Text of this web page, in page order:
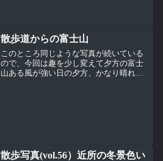
散歩道からの富士山
このところ同じような写真が続いている
ので、今回は趣を少し変えて夕方の富士
山ある風が強い日の夕方、かなり晴れて
散歩写真(vol.56）近所の冬景色い